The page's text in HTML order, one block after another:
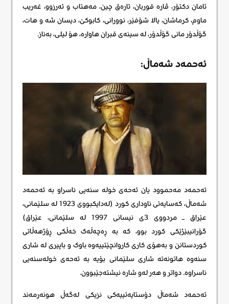
ئامان دکتۆر، ڤارە قوربان، ئارەق چین، مەهتاب و ئەرزوو، غەریب
ماوم، کرماشان، یالا شۆفێر، نوورانی، کابوکێ، دیسان شه و هات،
گۆڵدۆر مانی گۆڵدۆر، له سینه‌ی قبران هاواره، هۆ لیلی، به‌ناز.
ئەحمەد شەماڵ:
ئەحمەد مەحموود یان ئەحەی خولە سنەیی ناسراو بە ئەحمەد
شەماڵ، کەسایەتی ناوداری کورد (لەدایکبووی 1923 لە سلێمانی،
عێراق – مردووی 3ی نیسانی 1997 لە سلێمانی، عێراق)
گۆرانیبێژێکی کورد بوو، کە بە ڕەچەڵەک خەڵکی ڕۆژھەڵاتی
کوردستانن و بەھۆی کاری کاروانچێتییەوە باوک و باپیری لە شاری
سنەوە ھاتونەتە شاری سلێمانی بۆیە بە ئەحەی خولەسنەیی
ناسراوە. دواتر و ھەر لەو شارە نیشتەجێبوون.
ئەحمەد شەماڵ دۆستایەتییەکی نزیکی لەگەڵ ھونەرمەند